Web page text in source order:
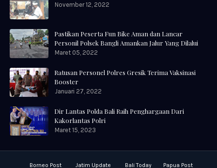
November 12, 2022
Pastikan Peserta Fun Bike Aman dan Lancar
Personil Polsek Bangli Amankan Jalur Yang Dilalui
Maret 05, 2022
Ratusan Personel Polres Gresik Terima Vaksinasi
Booster
Januari 27, 2022
Dir Lantas Polda Bali Raih Penghargaan Dari
Kakorlantas Polri
Maret 15, 2023
Borneo Post Jatim Update Bali Today Papua Post